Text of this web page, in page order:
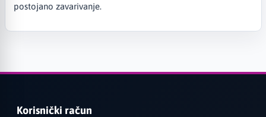
postojano zavarivanje.
Korisnički račun